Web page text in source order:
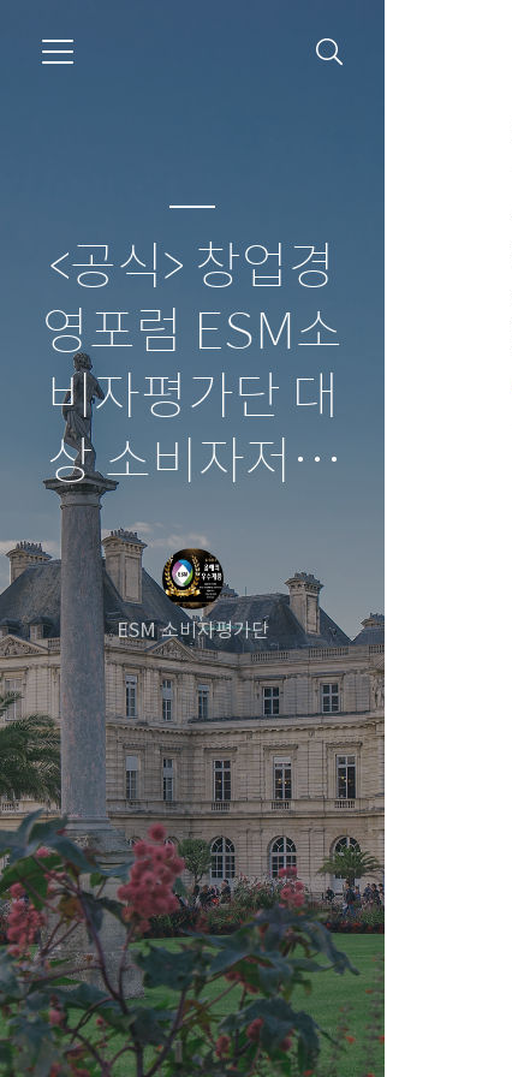
<공식> 창업경
영포럼 ESM소
비자평가단 대
상 소비자저널
보도자료
ESM 소비자평가단